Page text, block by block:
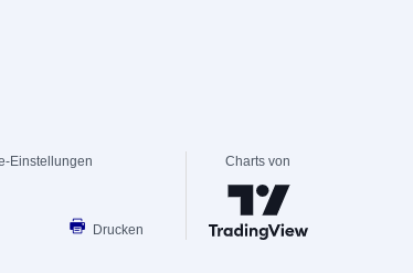
Einstellungen
Drucken
Charts von